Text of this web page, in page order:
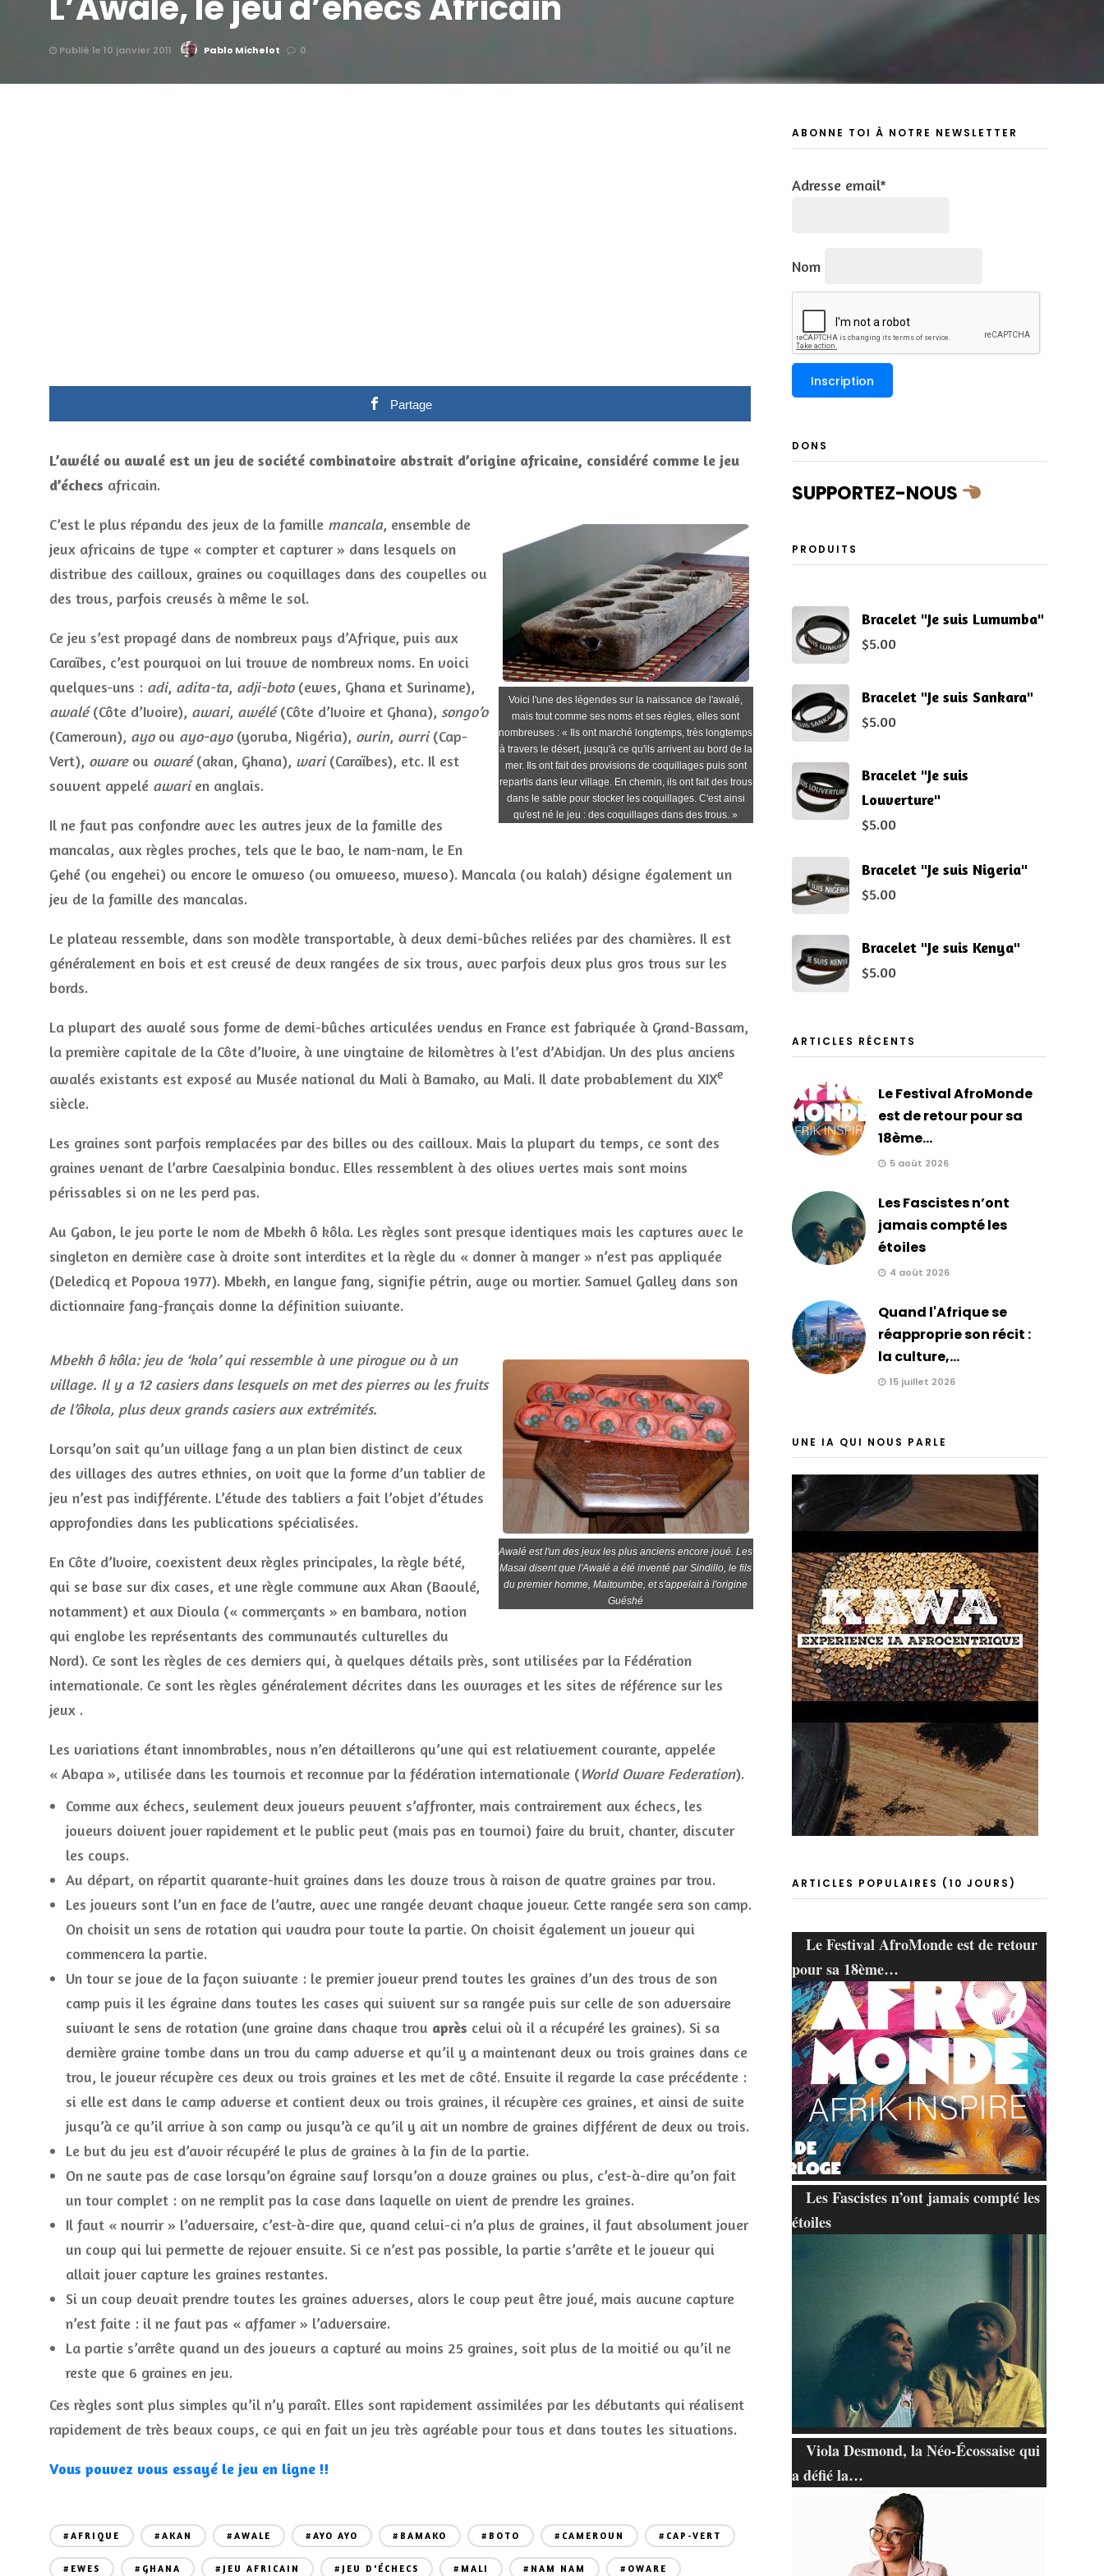
Publié le 10 janvier 2011 Pablo Michelot 0
Partage
L’awélé ou awalé est un jeu de société combinatoire abstrait d’origine africaine, considéré comme le jeu
d’échecs africain.
Voici l'une des légendes sur la naissance de l'awalé,
mais tout comme ses noms et ses règles, elles sont
nombreuses : « Ils ont marché longtemps, très longtemps
à travers le désert, jusqu'à ce qu'ils arrivent au bord de la
mer. Ils ont fait des provisions de coquillages puis sont
repartis dans leur village. En chemin, ils ont fait des trous
dans le sable pour stocker les coquillages. C'est ainsi
qu'est né le jeu : des coquillages dans des trous. »
C’est le plus répandu des jeux de la famille mancala, ensemble de
jeux africains de type « compter et capturer » dans lesquels on
distribue des cailloux, graines ou coquillages dans des coupelles ou
des trous, parfois creusés à même le sol.
Ce jeu s’est propagé dans de nombreux pays d’Afrique, puis aux
Caraïbes, c’est pourquoi on lui trouve de nombreux noms. En voici
quelques-uns : adi, adita-ta, adji-boto(ewes, Ghana et Suriname),
awalé(Côte d’Ivoire), awari, awélé(Côte d’Ivoire et Ghana), songo’o
(Cameroun), ayoou ayo-ayo(yoruba, Nigéria), ourin, ourri(Cap-
Vert), owareou owaré(akan, Ghana), wari(Caraïbes), etc. Il est
souvent appelé awarien anglais.
Il ne faut pas confondre avec les autres jeux de la famille des
mancalas, aux règles proches, tels que le bao, le nam-nam, le En
Gehé (ou engehei) ou encore le omweso (ou omweeso, mweso). Mancala (ou kalah) désigne également un
jeu de la famille des mancalas.
Le plateau ressemble, dans son modèle transportable, à deux demi-bûches reliées par des charnières. Il est
généralement en bois et est creusé de deux rangées de six trous, avec parfois deux plus gros trous sur les
bords.
La plupart des awalé sous forme de demi-bûches articulées vendus en France est fabriquée à Grand-Bassam,
la première capitale de la Côte d’Ivoire, à une vingtaine de kilomètres à l’est d’Abidjan. Un des plus anciens
awalés existants est exposé au Musée national du Mali à Bamako, au Mali. Il date probablement du XIXe
siècle.
Les graines sont parfois remplacées par des billes ou des cailloux. Mais la plupart du temps, ce sont des
graines venant de l’arbre Caesalpinia bonduc. Elles ressemblent à des olives vertes mais sont moins
périssables si on ne les perd pas.
Au Gabon, le jeu porte le nom de Mbekh ô kôla. Les règles sont presque identiques mais les captures avec le
singleton en dernière case à droite sont interdites et la règle du « donner à manger » n’est pas appliquée
(Deledicq et Popova 1977). Mbekh, en langue fang, signifie pétrin, auge ou mortier. Samuel Galley dans son
dictionnaire fang-français donne la définition suivante.
Awalé est l'un des jeux les plus anciens encore joué. Les
Masai disent que l'Awalé a été inventé par Sindillo, le fils
du premier homme, Maitoumbe, et s'appelait à l'origine
Guéshé
Mbekh ô kôla: jeu de ‘kola’ qui ressemble à une pirogue ou à un
village. Il y a 12 casiers dans lesquels on met des pierres ou les fruits
de l’ôkola, plus deux grands casiers aux extrémités.
Lorsqu’on sait qu’un village fang a un plan bien distinct de ceux
des villages des autres ethnies, on voit que la forme d’un tablier de
jeu n’est pas indifférente. L’étude des tabliers a fait l’objet d’études
approfondies dans les publications spécialisées.
En Côte d’Ivoire, coexistent deux règles principales, la règle bété,
qui se base sur dix cases, et une règle commune aux Akan (Baoulé,
notamment) et aux Dioula (« commerçants » en bambara, notion
qui englobe les représentants des communautés culturelles du
Nord). Ce sont les règles de ces derniers qui, à quelques détails près, sont utilisées par la Fédération
internationale. Ce sont les règles généralement décrites dans les ouvrages et les sites de référence sur les
jeux .
Les variations étant innombrables, nous n’en détaillerons qu’une qui est relativement courante, appelée
« Abapa », utilisée dans les tournois et reconnue par la fédération internationale (World Oware Federation).
Comme aux échecs, seulement deux joueurs peuvent s’affronter, mais contrairement aux échecs, les
joueurs doivent jouer rapidement et le public peut (mais pas en tournoi) faire du bruit, chanter, discuter
les coups.
Au départ, on répartit quarante-huit graines dans les douze trous à raison de quatre graines par trou.
Les joueurs sont l’un en face de l’autre, avec une rangée devant chaque joueur. Cette rangée sera son camp.
On choisit un sens de rotation qui vaudra pour toute la partie. On choisit également un joueur qui
commencera la partie.
Un tour se joue de la façon suivante : le premier joueur prend toutes les graines d’un des trous de son
camp puis il les égraine dans toutes les cases qui suivent sur sa rangée puis sur celle de son adversaire
suivant le sens de rotation (une graine dans chaque trou après celui où il a récupéré les graines). Si sa
dernière graine tombe dans un trou du camp adverse et qu’il y a maintenant deux ou trois graines dans ce
trou, le joueur récupère ces deux ou trois graines et les met de côté. Ensuite il regarde la case précédente :
si elle est dans le camp adverse et contient deux ou trois graines, il récupère ces graines, et ainsi de suite
jusqu’à ce qu’il arrive à son camp ou jusqu’à ce qu’il y ait un nombre de graines différent de deux ou trois.
Le but du jeu est d’avoir récupéré le plus de graines à la fin de la partie.
On ne saute pas de case lorsqu’on égraine sauf lorsqu’on a douze graines ou plus, c’est-à-dire qu’on fait
un tour complet : on ne remplit pas la case dans laquelle on vient de prendre les graines.
Il faut « nourrir » l’adversaire, c’est-à-dire que, quand celui-ci n’a plus de graines, il faut absolument jouer
un coup qui lui permette de rejouer ensuite. Si ce n’est pas possible, la partie s’arrête et le joueur qui
allait jouer capture les graines restantes.
Si un coup devait prendre toutes les graines adverses, alors le coup peut être joué, mais aucune capture
n’est faite : il ne faut pas « affamer » l’adversaire.
La partie s’arrête quand un des joueurs a capturé au moins 25 graines, soit plus de la moitié ou qu’il ne
reste que 6 graines en jeu.
Ces règles sont plus simples qu’il n’y paraît. Elles sont rapidement assimilées par les débutants qui réalisent
rapidement de très beaux coups, ce qui en fait un jeu très agréable pour tous et dans toutes les situations.
Vous pouvez vous essayé le jeu en ligne !!
#AFRIQUE #AKAN #AWALE #AYO AYO #BAMAKO #BOTO #CAMEROUN #CAP-VERT
#EWES #GHANA #JEU AFRICAIN #JEU D'ÉCHECS #MALI #NAM NAM #OWARE
ABONNE TOI À NOTRE NEWSLETTER
Adresse email*
Nom
DONS
SUPPORTEZ-NOUS
PRODUITS
Bracelet "Je suis Lumumba"
$5.00
Bracelet "Je suis Sankara"
$5.00
Bracelet "Je suis
Louverture"
$5.00
Bracelet "Je suis Nigeria"
$5.00
Bracelet "Je suis Kenya"
$5.00
ARTICLES RÉCENTS
Le Festival AfroMonde
est de retour pour sa
18ème...
5 août 2026
Les Fascistes n’ont
jamais compté les
étoiles
4 août 2026
Quand l'Afrique se
réapproprie son récit :
la culture,...
15 juillet 2026
UNE IA QUI NOUS PARLE
ARTICLES POPULAIRES (10 JOURS)
Le Festival AfroMonde est de retour
pour sa 18ème…
Les Fascistes n’ont jamais compté les
étoiles
Viola Desmond, la Néo-Écossaise qui
a défié la…